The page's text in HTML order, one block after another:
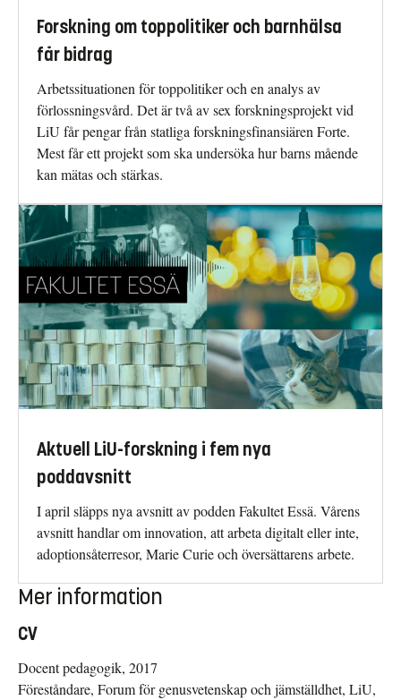
Forskning om toppolitiker och barnhälsa
får bidrag
Arbetssituationen för toppolitiker och en analys av
förlossningsvård. Det är två av sex forskningsprojekt vid
LiU får pengar från statliga forskningsfinansiären Forte.
Mest får ett projekt som ska undersöka hur barns mående
kan mätas och stärkas.
Aktuell LiU-forskning i fem nya
poddavsnitt
I april släpps nya avsnitt av podden Fakultet Essä. Vårens
avsnitt handlar om innovation, att arbeta digitalt eller inte,
adoptionsåterresor, Marie Curie och översättarens arbete.
Mer information
CV
Docent pedagogik, 2017
Föreståndare, Forum för genusvetenskap och jämställdhet, LiU,